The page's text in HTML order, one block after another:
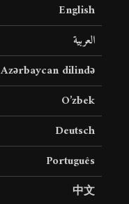
English
العربية
Azərbaycan dilində
O’zbek
Deutsch
Português
中文